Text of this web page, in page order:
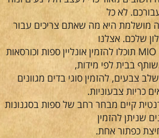
לא כל
מושלמת היא מה שאתם צריכים עבור
שלכם. אצלנו
באתר-MIO PERFETTO DIVANI תוכלו להזמין אונליין ספות וכורסאות
בבית לפי מידות,
צבעים, להזמין סוגי בדים מגוונים
כריות צבעוניות.
קיים מבחר רחב של ספות בסגנונות
שניתן להזמין
כפתור אחת.